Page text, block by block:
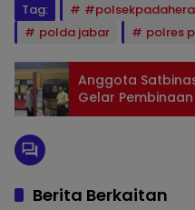
Tag:
polda jabar
polres
Anggota
Gelar
Meningkatkan
Berita Berkaitan